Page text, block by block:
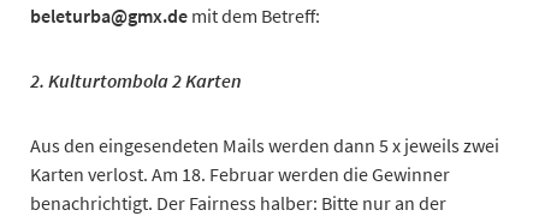
beleturba@gmx.de mit dem Betreff:
2. Kulturtombola 2 Karten
Aus den eingesendeten Mails werden dann 5 x jeweils zwei
Karten verlost. Am 18. Februar werden die Gewinner
benachrichtigt. Der Fairness halber: Bitte nur an der